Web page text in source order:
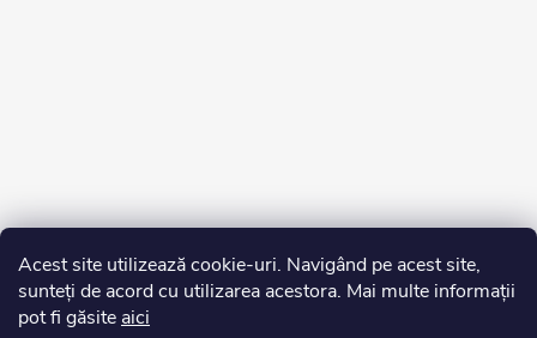
Acest site utilizează cookie-uri. Navigând pe acest site,
sunteți de acord cu utilizarea acestora. Mai multe informații
pot fi găsite aici